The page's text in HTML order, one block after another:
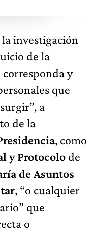
investigación
de la
y
que
a
de la
, como
y Protocolo de
de Asuntos
, “o cualquier
que
o